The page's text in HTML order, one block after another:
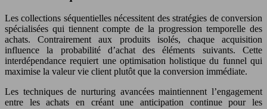
Les collections séquentielles nécessitent des stratégies de conversion
spécialisées qui tiennent compte de la progression temporelle des
achats. Contrairement aux produits isolés, chaque acquisition
influence la probabilité d’achat des éléments suivants. Cette
interdépendance requiert une optimisation holistique du funnel qui
maximise la valeur vie client plutôt que la conversion immédiate.
Les techniques de nurturing avancées maintiennent l’engagement
entre les achats en créant une anticipation continue pour les